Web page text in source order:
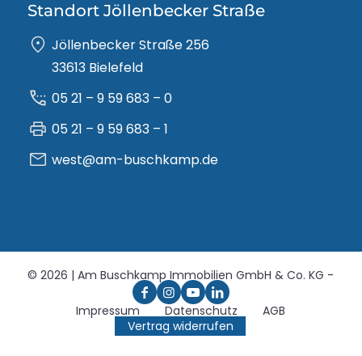
Standort Jöllenbecker Straße
Jöllenbecker Straße 256
33613 Bielefeld
05 21 – 9 59 683 – 0
05 21 – 9 59 683 – 1
west@am-buschkamp.de
© 2026 | Am Buschkamp Immobilien GmbH & Co. KG -
Impressum Datenschutz
AGB
Vertrag widerrufen